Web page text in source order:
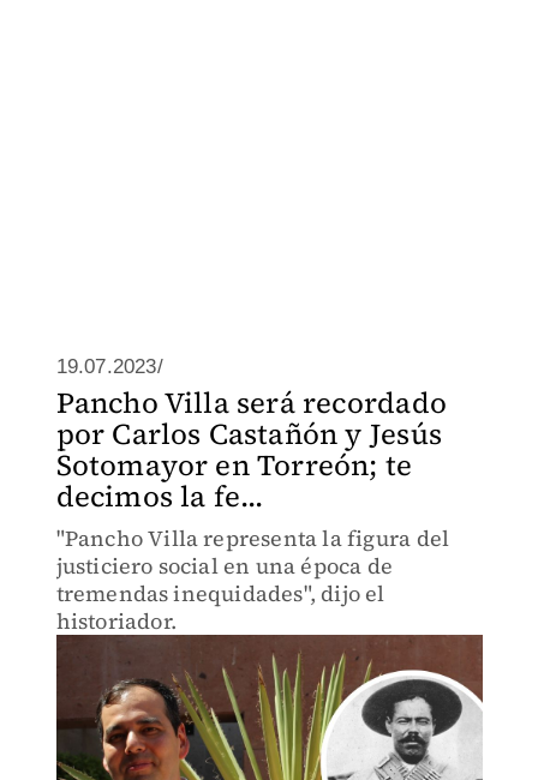
19.07.2023/
Pancho Villa será recordado
por Carlos Castañón y Jesús
Sotomayor en Torreón; te
decimos la fe...
"Pancho Villa representa la figura del
justiciero social en una época de
tremendas inequidades", dijo el
historiador.